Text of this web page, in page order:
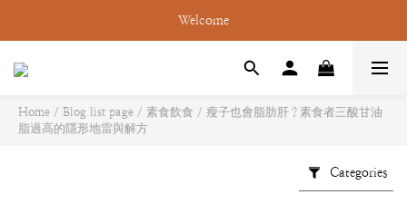
Welcome
Home / Blog list page / 素食飲食 / 瘦子也會脂肪肝？素食者三酸甘油
脂過高的隱形地雷與解方
Categories